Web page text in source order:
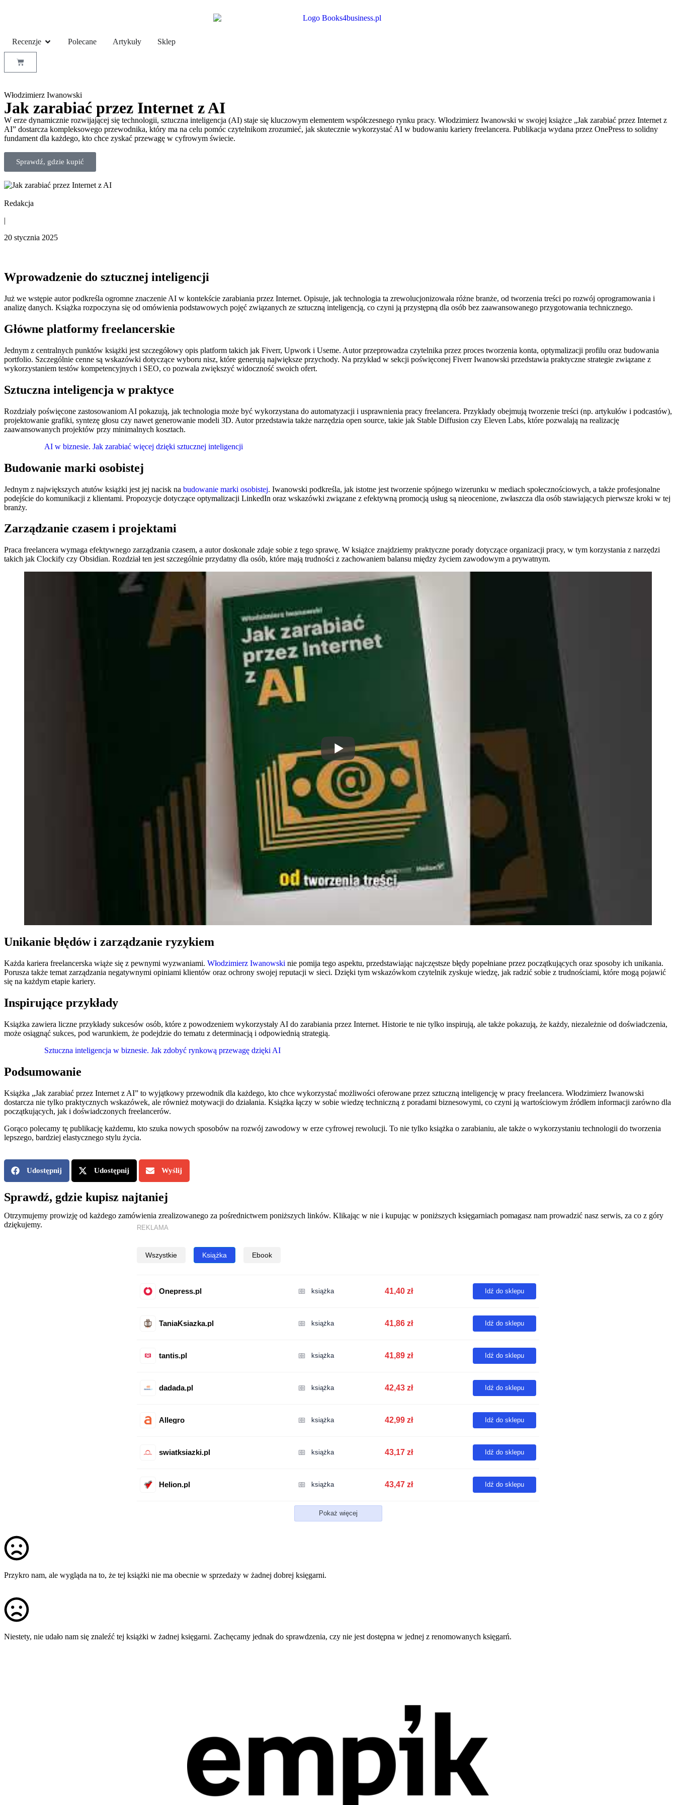
Recenzje Polecane Artykuły Sklep
Włodzimierz Iwanowski
Jak zarabiać przez Internet z AI
W erze dynamicznie rozwijającej się technologii, sztuczna inteligencja (AI) staje się kluczowym elementem współczesnego rynku pracy. Włodzimierz Iwanowski w swojej książce „Jak zarabiać przez Internet z
AI” dostarcza kompleksowego przewodnika, który ma na celu pomóc czytelnikom zrozumieć, jak skutecznie wykorzystać AI w budowaniu kariery freelancera. Publikacja wydana przez OnePress to solidny
fundament dla każdego, kto chce zyskać przewagę w cyfrowym świecie.
Sprawdź, gdzie kupić
Redakcja
|
20 stycznia 2025
Wprowadzenie do sztucznej inteligencji
Już we wstępie autor podkreśla ogromne znaczenie AI w kontekście zarabiania przez Internet. Opisuje, jak technologia ta zrewolucjonizowała różne branże, od tworzenia treści po rozwój oprogramowania i
analizę danych. Książka rozpoczyna się od omówienia podstawowych pojęć związanych ze sztuczną inteligencją, co czyni ją przystępną dla osób bez zaawansowanego przygotowania technicznego.
Główne platformy freelancerskie
Jednym z centralnych punktów książki jest szczegółowy opis platform takich jak Fiverr, Upwork i Useme. Autor przeprowadza czytelnika przez proces tworzenia konta, optymalizacji profilu oraz budowania
portfolio. Szczególnie cenne są wskazówki dotyczące wyboru nisz, które generują największe przychody. Na przykład w sekcji poświęconej Fiverr Iwanowski przedstawia praktyczne strategie związane z
wykorzystaniem testów kompetencyjnych i SEO, co pozwala zwiększyć widoczność swoich ofert.
Sztuczna inteligencja w praktyce
Rozdziały poświęcone zastosowaniom AI pokazują, jak technologia może być wykorzystana do automatyzacji i usprawnienia pracy freelancera. Przykłady obejmują tworzenie treści (np. artykułów i podcastów),
projektowanie grafiki, syntezę głosu czy nawet generowanie modeli 3D. Autor przedstawia także narzędzia open source, takie jak Stable Diffusion czy Eleven Labs, które pozwalają na realizację
zaawansowanych projektów przy minimalnych kosztach.
AI w biznesie. Jak zarabiać więcej dzięki sztucznej inteligencji
Budowanie marki osobistej
Jednym z największych atutów książki jest jej nacisk na budowanie marki osobistej. Iwanowski podkreśla, jak istotne jest tworzenie spójnego wizerunku w mediach społecznościowych, a także profesjonalne
podejście do komunikacji z klientami. Propozycje dotyczące optymalizacji LinkedIn oraz wskazówki związane z efektywną promocją usług są nieocenione, zwłaszcza dla osób stawiających pierwsze kroki w tej
branży.
Zarządzanie czasem i projektami
Praca freelancera wymaga efektywnego zarządzania czasem, a autor doskonale zdaje sobie z tego sprawę. W książce znajdziemy praktyczne porady dotyczące organizacji pracy, w tym korzystania z narzędzi
takich jak Clockify czy Obsidian. Rozdział ten jest szczególnie przydatny dla osób, które mają trudności z zachowaniem balansu między życiem zawodowym a prywatnym.
Unikanie błędów i zarządzanie ryzykiem
Każda kariera freelancerska wiąże się z pewnymi wyzwaniami. Włodzimierz Iwanowski nie pomija tego aspektu, przedstawiając najczęstsze błędy popełniane przez początkujących oraz sposoby ich unikania.
Porusza także temat zarządzania negatywnymi opiniami klientów oraz ochrony swojej reputacji w sieci. Dzięki tym wskazówkom czytelnik zyskuje wiedzę, jak radzić sobie z trudnościami, które mogą pojawić
się na każdym etapie kariery.
Inspirujące przykłady
Książka zawiera liczne przykłady sukcesów osób, które z powodzeniem wykorzystały AI do zarabiania przez Internet. Historie te nie tylko inspirują, ale także pokazują, że każdy, niezależnie od doświadczenia,
może osiągnąć sukces, pod warunkiem, że podejdzie do tematu z determinacją i odpowiednią strategią.
Sztuczna inteligencja w biznesie. Jak zdobyć rynkową przewagę dzięki AI
Podsumowanie
Książka „Jak zarabiać przez Internet z AI” to wyjątkowy przewodnik dla każdego, kto chce wykorzystać możliwości oferowane przez sztuczną inteligencję w pracy freelancera. Włodzimierz Iwanowski
dostarcza nie tylko praktycznych wskazówek, ale również motywacji do działania. Książka łączy w sobie wiedzę techniczną z poradami biznesowymi, co czyni ją wartościowym źródłem informacji zarówno dla
początkujących, jak i doświadczonych freelancerów.
Gorąco polecamy tę publikację każdemu, kto szuka nowych sposobów na rozwój zawodowy w erze cyfrowej rewolucji. To nie tylko książka o zarabianiu, ale także o wykorzystaniu technologii do tworzenia
lepszego, bardziej elastycznego stylu życia.
Udostępnij Udostępnij Wyślij
Sprawdź, gdzie kupisz najtaniej
Otrzymujemy prowizję od każdego zamówienia zrealizowanego za pośrednictwem poniższych linków. Klikając w nie i kupując w poniższych księgarniach pomagasz nam prowadzić nasz serwis, za co z góry
dziękujemy.
REKLAMA
Wszystkie Książka Ebook
Onepress.pl książka 41,40 zł Idź do sklepu
TaniaKsiazka.pl książka 41,86 zł Idź do sklepu
tantis.pl książka 41,89 zł Idź do sklepu
dadada.pl książka 42,43 zł Idź do sklepu
Allegro książka 42,99 zł Idź do sklepu
swiatksiazki.pl książka 43,17 zł Idź do sklepu
Helion.pl książka 43,47 zł Idź do sklepu
Pokaż więcej
Przykro nam, ale wygląda na to, że tej książki nie ma obecnie w sprzedaży w żadnej dobrej księgarni.
Niestety, nie udało nam się znaleźć tej książki w żadnej księgarni. Zachęcamy jednak do sprawdzenia, czy nie jest dostępna w jednej z renomowanych księgarń.